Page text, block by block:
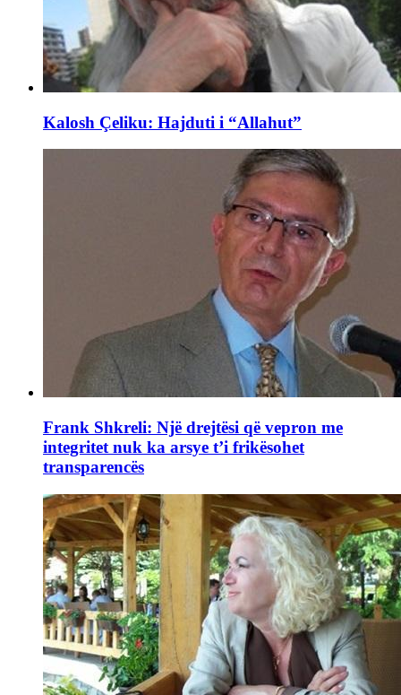
Kalosh Çeliku: Hajduti i “Allahut”
Frank Shkreli: Një drejtësi që vepron me
integritet nuk ka arsye t’i frikësohet
transparencës